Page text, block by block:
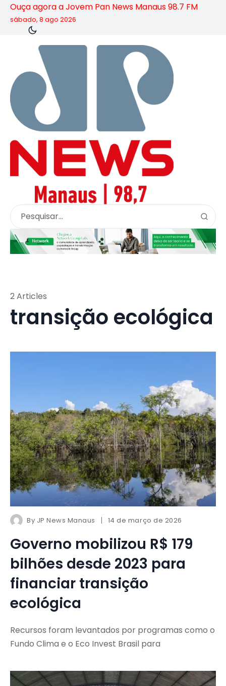
Ouça agora a Jovem Pan News Manaus 98.7 FM
sábado, 8 ago 2026
transição ecológica
2 Articles
By JP News Manaus 14 de março de 2026
Governo mobilizou R$ 179
bilhões desde 2023 para
financiar transição
ecológica
Recursos foram levantados por programas como o
Fundo Clima e o Eco Invest Brasil para